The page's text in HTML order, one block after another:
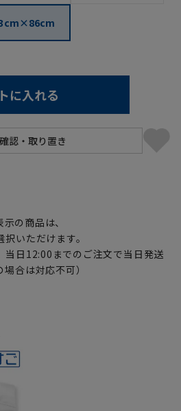
に入れる
示の商品は、
いただけます。
当日12:00までのご注文で当日発送
合は対応不可）